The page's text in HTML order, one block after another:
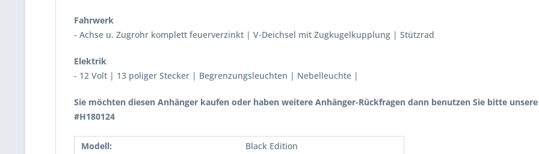
Fahrwerk
- Achse u. Zugrohr komplett feuerverzinkt | V-Deichsel mit Zugkugelkupplung | Stützrad
Elektrik
- 12 Volt | 13 poliger Stecker | Begrenzungsleuchten | Nebelleuchte |
Sie möchten diesen Anhänger kaufen oder haben weitere Anhänger-Rückfragen dann benutzen Sie bitte
#H180124
Modell:
Black Edition